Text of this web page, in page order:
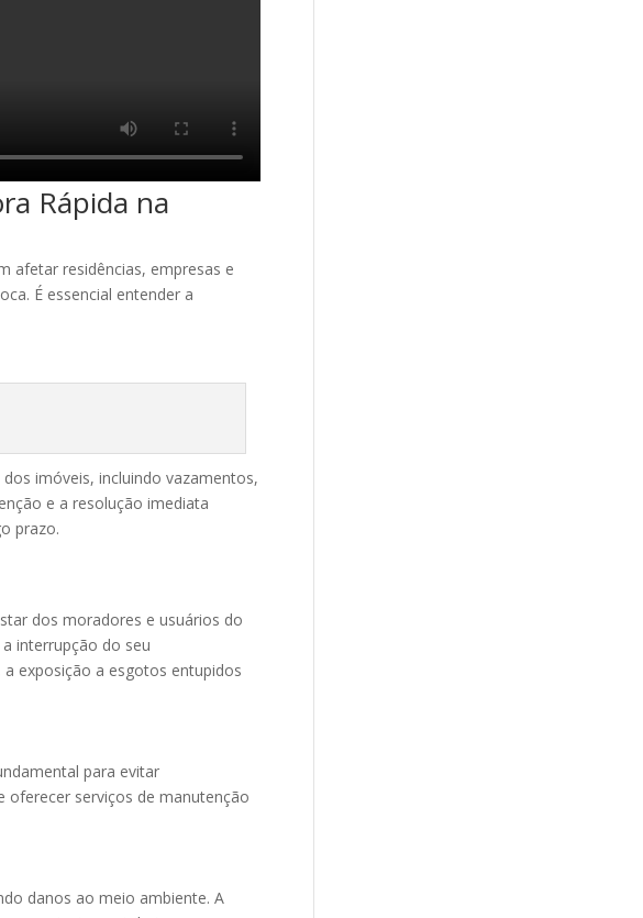
Rápida na
afetar residências, empresas e
É essencial entender a
imóveis, incluindo vazamentos,
e a resolução imediata
prazo.
dos moradores e usuários do
interrupção do seu
exposição a esgotos entupidos
para evitar
oferecer serviços de manutenção
danos ao meio ambiente. A